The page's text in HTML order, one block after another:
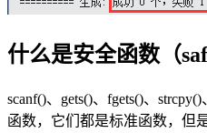
什么是安全函数（
scanf()、gets()、fgets()、
函数，它们都是标准函数，但